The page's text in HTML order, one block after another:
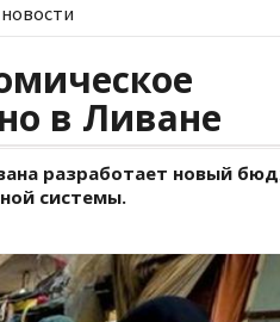
в Ливане
разработает новый
системы.